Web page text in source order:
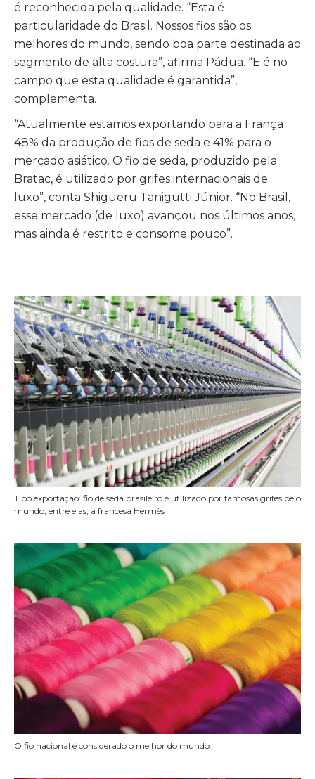
é reconhecida pela qualidade. “Esta é
particularidade do Brasil. Nossos fios são os
melhores do mundo, sendo boa parte destinada ao
segmento de alta costura”, afirma Pádua. “E é no
campo que esta qualidade é garantida”,
complementa.
“Atualmente estamos exportando para a França
48% da produção de fios de seda e 41% para o
mercado asiático. O fio de seda, produzido pela
Bratac, é utilizado por grifes internacionais de
luxo”, conta Shigueru Tanigutti Júnior. “No Brasil,
esse mercado (de luxo) avançou nos últimos anos,
mas ainda é restrito e consome pouco”.
Tipo exportação: fio de seda brasileiro é utilizado por famosas grifes pelo
mundo, entre elas, a francesa Hermès
O fio nacional é considerado o melhor do mundo